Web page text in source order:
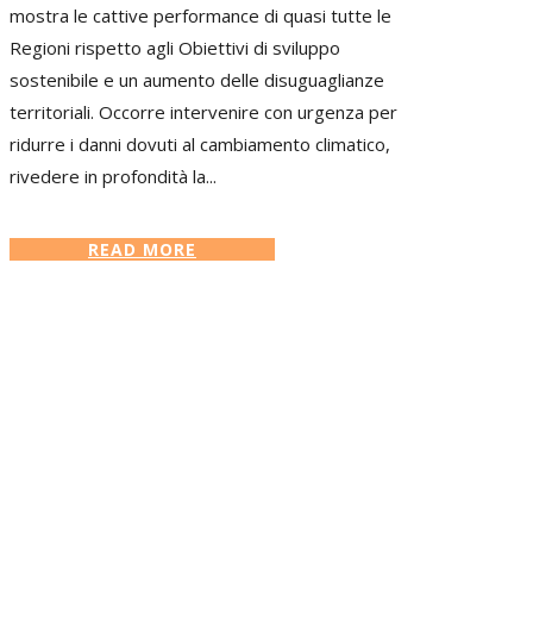
mostra le cattive performance di quasi tutte le
Regioni rispetto agli Obiettivi di sviluppo
sostenibile e un aumento delle disuguaglianze
territoriali. Occorre intervenire con urgenza per
ridurre i danni dovuti al cambiamento climatico,
rivedere in profondità la...
READ MORE